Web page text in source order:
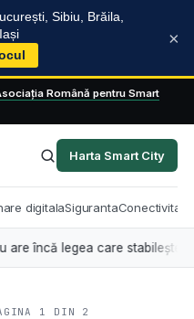
Sibiu, Brăila,
×
Română pentru Smart
Harta Smart City
digitalaSigurantaConectivitate
care stabilește cine
1 DIN 2